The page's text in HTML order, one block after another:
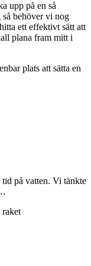
upp på en så
behöver vi nog
ett effektivt sätt att
plana fram mitt i
plats att sätta en
på vatten. Vi tänkte
raket